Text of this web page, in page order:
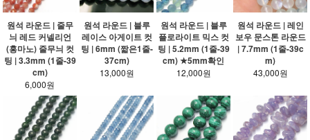
원석 라운드 | 줄무
늬 레드 커넬리언
(홍마노) 줄무늬 컷
팅 | 3.3mm (1줄-39
cm)
6,000원
원석 라운드 | 블루
레이스 아게이트 컷
팅 | 6mm (짧은1줄-
37cm)
13,000원
원석 라운드 | 블루
플로라이트 믹스 컷
팅 | 5.2mm (1줄-39
cm) ★5mm확인
12,000원
원석 라운드 | 레인
보우 문스톤 라운드
| 7.7mm (1줄-39c
m)
43,000원